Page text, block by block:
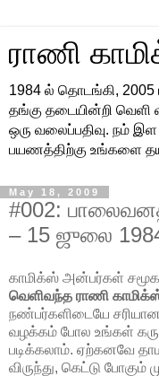
ராணி
1984 ல் தொடங்கி,
தங்கு தடையின்றி வெளி
ஒரு வலைப்பதிவு. நம்
பயணத்திற்கு உங்களை
May 18, 2009
#002:
– 15 ஜுலை
காமிக்ஸ் அன்பர்கள்
வெளிவந்த ராணி
நண்பர்களிடையே சரியான
வழக்கம் போல உங்கள்
படிக்கலாம். ஏற்கனவே
விருந்து, கெட்டு போகும்